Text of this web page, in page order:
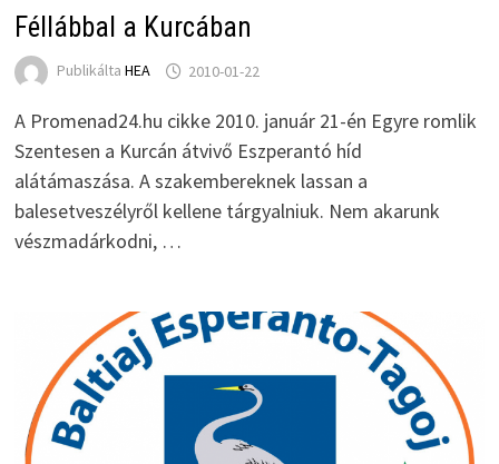
Féllábbal a Kurcában
Publikálta HEA 2010-01-22
A Promenad24.hu cikke 2010. január 21-én Egyre romlik
Szentesen a Kurcán átvivő Eszperantó híd
alátámaszása. A szakembereknek lassan a
balesetveszélyről kellene tárgyalniuk. Nem akarunk
vészmadárkodni, …